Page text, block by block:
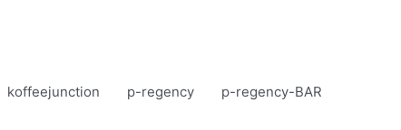
koffeejunction p-regency p-regency-BAR